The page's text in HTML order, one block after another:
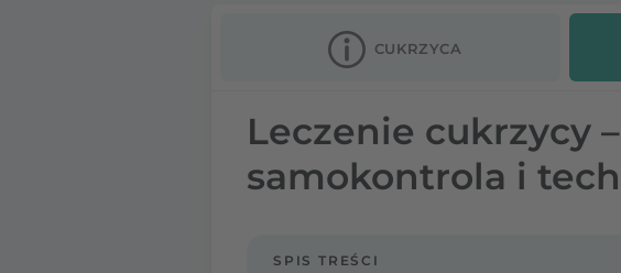
CUKRZYCA
Leczenie cukrzycy
samokontrola i
SPIS TREŚCI